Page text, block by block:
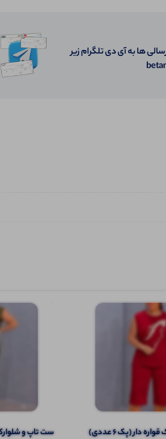
ها به آی دی تلگرام زیر
دار (پک 6 عددی) ست تاپ و شلوارک